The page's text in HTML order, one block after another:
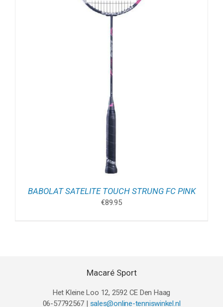
BABOLAT SATELITE TOUCH STRUNG FC PINK
€89.95
Macaré Sport
Het Kleine Loo 12, 2592 CE Den Haag
06-57792567 | sales@online-tenniswinkel.nl